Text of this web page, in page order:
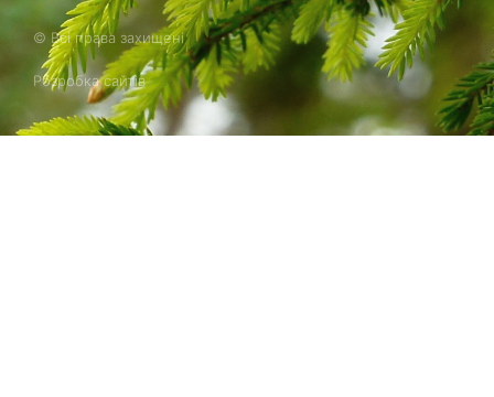
© Всі права захищені
Розробка сайтів